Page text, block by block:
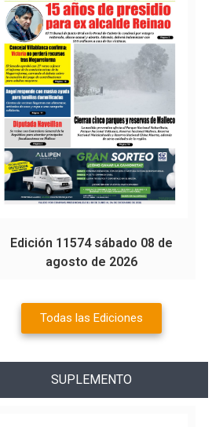
Edición 11574 sábado 08 de
agosto de 2026
Todas las Ediciones
SUPLEMENTO